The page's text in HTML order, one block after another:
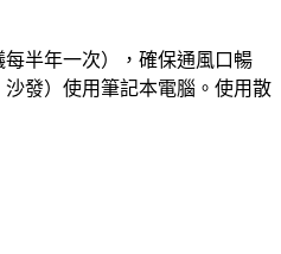
半年一次），確保通風口暢
發）使用筆記本電腦。使用散